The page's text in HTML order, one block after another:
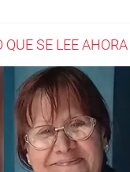
QUE SE LEE AHORA